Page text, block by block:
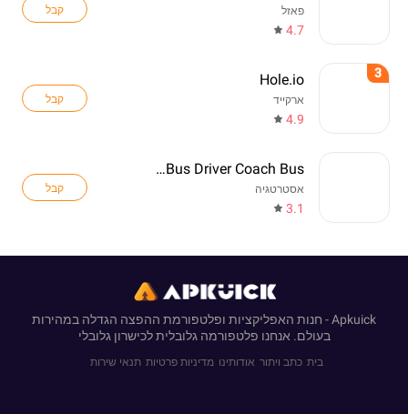
פאזל
4.7
קבל
3
Hole.io
ארקייד
4.9
קבל
Real Bus Driver Coach Bus
אסטרטגיה
3.1
קבל
Apkuick - חנות האפליקציות ופלטפורמת ההפצה הגדלה במהירות
בעולם. אנחנו פלטפורמה גלובלית לכישרון גלובלי
בית כתב ויתור אודותינו מדיניות פרטיות תנאי שירות